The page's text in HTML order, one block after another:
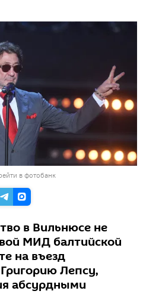
в фотобанк
в Вильнюсе не
МИД балтийской
на въезд
Лепсу,
абсурдными